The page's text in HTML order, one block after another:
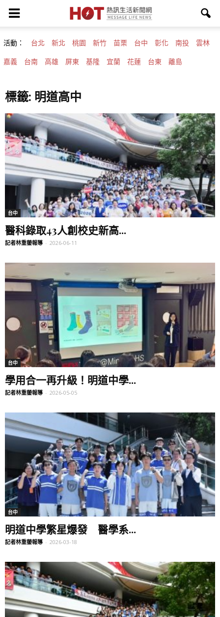
活動： 台北 新北 桃園 新竹 苗栗 台中 彰化 南投 雲林
嘉義 台南 高雄 屏東 基隆 宜蘭 花蓮 台東 離島
標籤: 明道高中
台中
醫科錄取43人創校史新高...
記者林重鎣報導 - 2026-06-11
台中
學用合一再升級！明道中學...
記者林重鎣報導 - 2026-05-05
台中
明道中學繁星爆發 醫學系...
記者林重鎣報導 - 2026-03-18